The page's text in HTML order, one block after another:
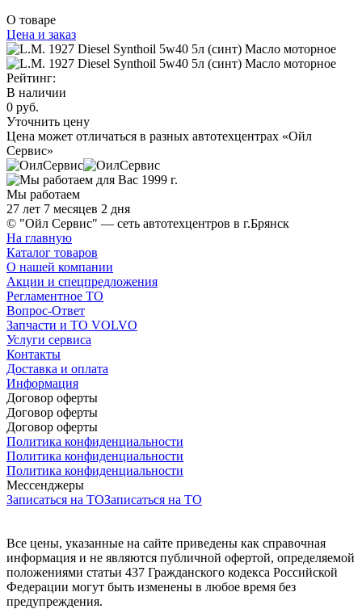
О товаре
Цена и заказ
Рейтинг:
В наличии
0 руб.
Уточнить цену
Цена может отличаться в разных автотехцентрах «Ойл
Сервис»
Мы работаем
27 лет 7 месяцев 2 дня
© "Ойл Сервис" — сеть автотехцентров в г.Брянск
На главную
Каталог товаров
О нашей компании
Акции и спецпредложения
Регламентное ТО
Вопрос-Ответ
Запчасти и ТО VOLVO
Услуги сервиса
Контакты
Доставка и оплата
Информация
Договор оферты
Договор оферты
Договор оферты
Политика конфиденциальности
Политика конфиденциальности
Политика конфиденциальности
Мессенджеры
Записаться на ТОЗаписаться на ТО
Все цены, указанные на сайте приведены как справочная
информация и не являются публичной офертой, определяемой
положениями статьи 437 Гражданского кодекса Российской
Федерации могут быть изменены в любое время без
предупреждения.